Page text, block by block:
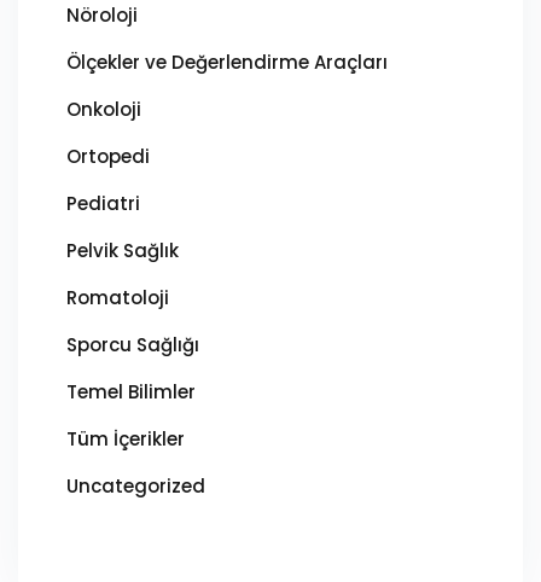
Nöroloji
Ölçekler ve Değerlendirme Araçları
Onkoloji
Ortopedi
Pediatri
Pelvik Sağlık
Romatoloji
Sporcu Sağlığı
Temel Bilimler
Tüm İçerikler
Uncategorized